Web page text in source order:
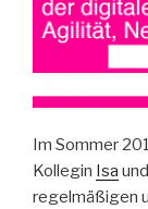
Im Sommer
Kollegin Isa und
regelmäßigen